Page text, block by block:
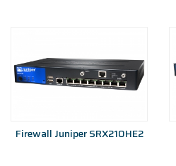
Firewall Juniper SRX210HE2